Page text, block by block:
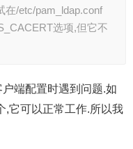
在/etc/pam_ldap.conf
选项,但它不
端配置时遇到问题.如
,它可以正常工作.所以我